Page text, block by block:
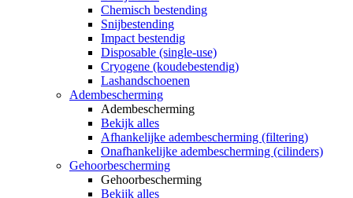
Chemisch bestending
Snijbestending
Impact bestendig
Disposable (single-use)
Cryogene (koudebestendig)
Lashandschoenen
Adembescherming
Adembescherming
Bekijk alles
Afhankelijke adembescherming (filtering)
Onafhankelijke adembescherming (cilinders)
Gehoorbescherming
Gehoorbescherming
Bekijk alles